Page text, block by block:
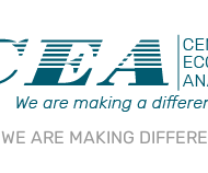
WE ARE MAKING